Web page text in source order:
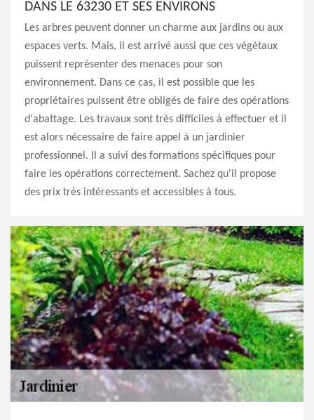
DANS LE 63230 ET SES ENVIRONS
Les arbres peuvent donner un charme aux jardins ou aux
espaces verts. Mais, il est arrivé aussi que ces végétaux
puissent représenter des menaces pour son
environnement. Dans ce cas, il est possible que les
propriétaires puissent être obligés de faire des opérations
d'abattage. Les travaux sont très difficiles à effectuer et il
est alors nécessaire de faire appel à un jardinier
professionnel. Il a suivi des formations spécifiques pour
faire les opérations correctement. Sachez qu'il propose
des prix très intéressants et accessibles à tous.